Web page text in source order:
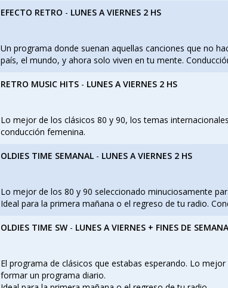
EFECTO RETRO - LUNES A VIERNES 2 HS
Un programa donde suenan aquellas canciones que no
país, el mundo, y ahora solo viven en tu mente.
RETRO MUSIC HITS - LUNES A VIERNES 2 HS
Lo mejor de los clásicos 80 y 90, los temas
conducción femenina.
OLDIES TIME SEMANAL - LUNES A VIERNES 2 HS
Lo mejor de los 80 y 90 seleccionado minuciosamente
Ideal para la primera mañana o el regreso de tu radio.
OLDIES TIME SW - LUNES A VIERNES + FINES DE SEMANA
El programa de clásicos que estabas esperando. Lo
formar un programa diario.